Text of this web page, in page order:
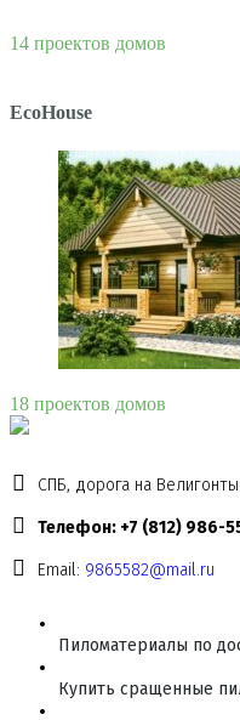
14 проектов домов
EcoHouse
18 проектов домов
СПБ, дорога на Велигонты
Телефон: +7 (812) 986-
Email: 9865582@mail.ru
Пиломатериалы по
Купить сращенные